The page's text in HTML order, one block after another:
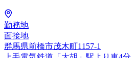
勤務地
面接地
群馬県前橋市茂木町1157-1